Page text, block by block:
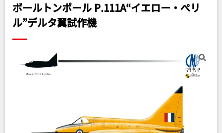
ボールトンポール P.111A“イエロー・ぺリ
ル”デルタ翼試作機